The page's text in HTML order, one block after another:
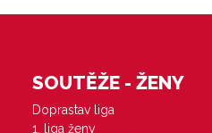
SOUTĚŽE - ŽENY
Doprastav liga
1. liga ženy